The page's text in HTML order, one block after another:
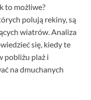
to możliwe?
polują rekiny, są
wiatrów. Analiza
się, kiedy te
pobliżu plaż i
na dmuchanych